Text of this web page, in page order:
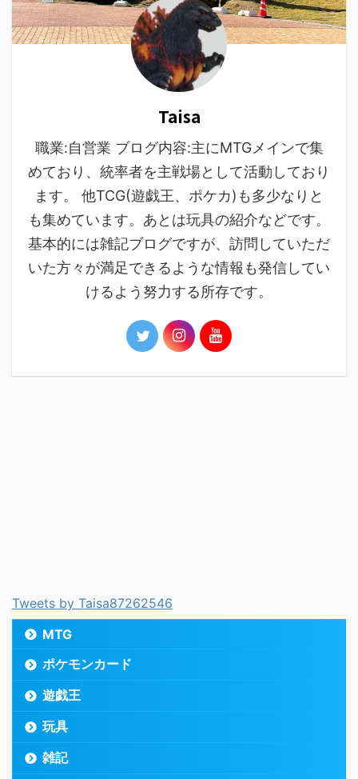
Taisa
職業:自営業 ブログ内容:主にMTGメインで集
めており、統率者を主戦場として活動しており
ます。 他TCG(遊戯王、ポケカ)も多少なりと
も集めています。あとは玩具の紹介などです。
基本的には雑記ブログですが、訪問していただ
いた方々が満足できるような情報も発信してい
けるよう努力する所存です。
Tweets by Taisa87262546
MTG
ポケモンカード
遊戯王
玩具
雑記